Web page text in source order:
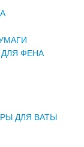
ФЕНА
ДЛЯ ВАТЫ